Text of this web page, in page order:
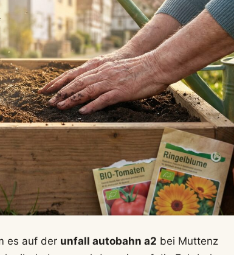
es auf der unfall autobahn a2 bei Muttenz